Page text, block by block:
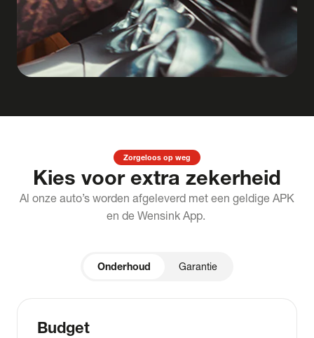
Zorgeloos op weg
Kies voor extra zekerheid
Al onze auto’s worden afgeleverd met een geldige APK
en de Wensink App.
Onderhoud Garantie
Budget